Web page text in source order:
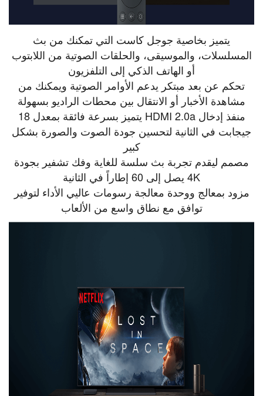
يتميز بخاصية جوجل كاست التي تمكنك من بث
المسلسلات، والموسيقى، والحلقات الصوتية من اللابتوب
أو الهاتف الذكي إلى التلفزيون
تحكم عن بعد مبتكر يدعم الأوامر الصوتية ويمكنك من
مشاهدة الأخبار أو الانتقال بين محطات الراديو بسهولة
منفذ إدخال HDMI 2.0a يتميز بسرعة فائقة بمعدل 18
جيجابت في الثانية لتحسين جودة الصوت والصورة بشكل
كبير
مصمم ليقدم تجربة بث سلسة للغاية وفك تشفير بجودة
4K يصل إلى 60 إطاراً في الثانية
مزود بمعالج ووحدة معالجة رسومات عاليي الأداء لتوفير
توافق مع نطاق واسع من الألعاب